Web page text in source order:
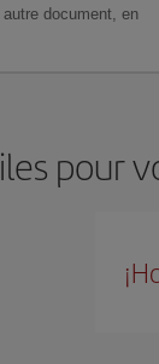
document, en
pour